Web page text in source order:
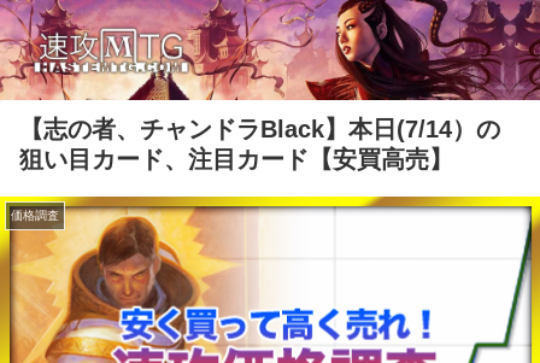
【志の者、チャンドラBlack】本日(7/14）の
狙い目カード、注目カード【安買高売】
価格調査